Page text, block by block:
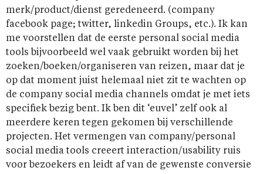
merk/product/dienst geredeneerd. (company
facebook page; twitter, linkedin Groups, etc.). Ik kan
me voorstellen dat de eerste personal social media
tools bijvoorbeeld wel vaak gebruikt worden bij het
zoeken/boeken/organiseren van reizen, maar dat je
op dat moment juist helemaal niet zit te wachten op
de company social media channels omdat je met iets
specifiek bezig bent. Ik ben dit ‘euvel’ zelf ook al
meerdere keren tegen gekomen bij verschillende
projecten. Het vermengen van company/personal
social media tools creeert interaction/usability ruis
voor bezoekers en leidt af van de gewenste conversie